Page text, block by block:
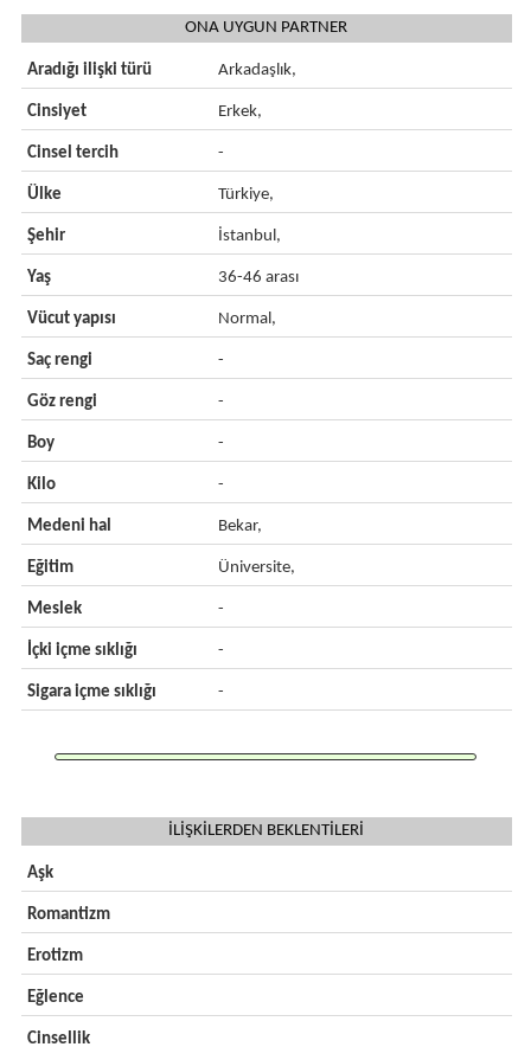
ONA UYGUN PARTNER
Aradığı ilişki türü Arkadaşlık,
Cinsiyet Erkek,
Cinsel tercih -
Ülke Türkiye,
Şehir İstanbul,
Yaş 36-46 arası
Vücut yapısı Normal,
Saç rengi -
Göz rengi -
Boy -
Kilo -
Medeni hal Bekar,
Eğitim Üniversite,
Meslek -
İçki içme sıklığı -
Sigara içme sıklığı -
İLİŞKİLERDEN BEKLENTİLERİ
Aşk
Romantizm
Erotizm
Eğlence
Cinsellik